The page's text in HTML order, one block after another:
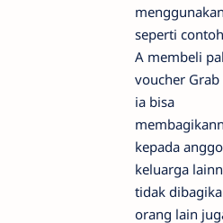
seperti
A membeli
voucher Grab
ia bisa
kepada
keluarga
tidak
orang lain